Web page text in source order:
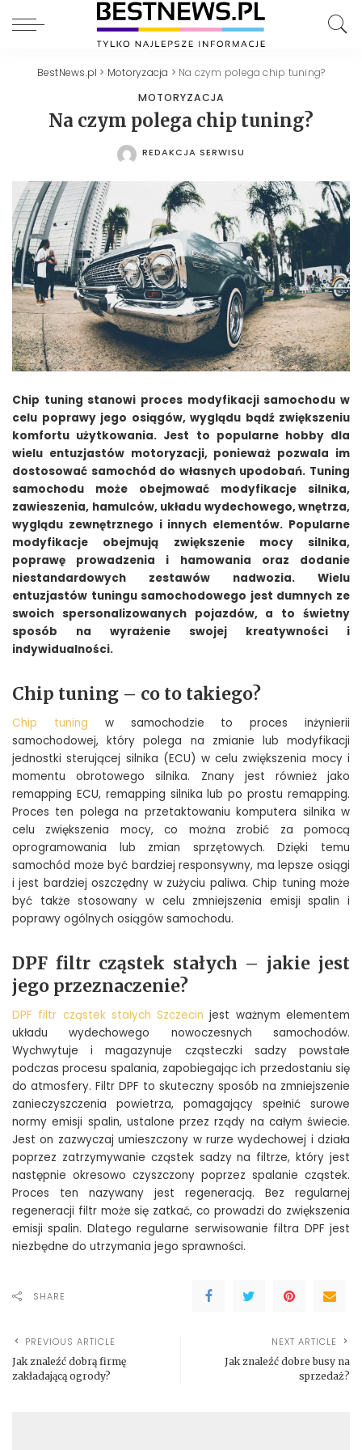
BestNews.pl > Motoryzacja > Na czym polega chip tuning?
MOTORYZACJA
Na czym polega chip tuning?
POSTED
REDAKCJA SERWISU
Chip tuning stanowi proces modyfikacji samochodu w
celu poprawy jego osiągów, wyglądu bądź zwiększeniu
komfortu użytkowania. Jest to popularne hobby dla
wielu entuzjastów motoryzacji, ponieważ pozwala im
dostosować samochód do własnych upodobań. Tuning
samochodu może obejmować modyfikacje silnika,
zawieszenia, hamulców, układu wydechowego, wnętrza,
wyglądu zewnętrznego i innych elementów. Popularne
modyfikacje obejmują zwiększenie mocy silnika,
poprawę prowadzenia i hamowania oraz dodanie
niestandardowych zestawów nadwozia. Wielu
entuzjastów tuningu samochodowego jest dumnych ze
swoich spersonalizowanych pojazdów, a to świetny
sposób na wyrażenie swojej kreatywności i
indywidualności.
Chip tuning – co to takiego?
Chip tuning w samochodzie to proces inżynierii
samochodowej, który polega na zmianie lub modyfikacji
jednostki sterującej silnika (ECU) w celu zwiększenia mocy i
momentu obrotowego silnika. Znany jest również jako
remapping ECU, remapping silnika lub po prostu remapping.
Proces ten polega na przetaktowaniu komputera silnika w
celu zwiększenia mocy, co można zrobić za pomocą
oprogramowania lub zmian sprzętowych. Dzięki temu
samochód może być bardziej responsywny, ma lepsze osiągi
i jest bardziej oszczędny w zużyciu paliwa. Chip tuning może
być także stosowany w celu zmniejszenia emisji spalin i
poprawy ogólnych osiągów samochodu.
DPF filtr cząstek stałych – jakie jest
jego przeznaczenie?
DPF filtr cząstek stałych Szczecin jest ważnym elementem
układu wydechowego nowoczesnych samochodów.
Wychwytuje i magazynuje cząsteczki sadzy powstałe
podczas procesu spalania, zapobiegając ich przedostaniu się
do atmosfery. Filtr DPF to skuteczny sposób na zmniejszenie
zanieczyszczenia powietrza, pomagający spełnić surowe
normy emisji spalin, ustalone przez rządy na całym świecie.
Jest on zazwyczaj umieszczony w rurze wydechowej i działa
poprzez zatrzymywanie cząstek sadzy na filtrze, który jest
następnie okresowo czyszczony poprzez spalanie cząstek.
Proces ten nazywany jest regeneracją. Bez regularnej
regeneracji filtr może się zatkać, co prowadzi do zwiększenia
emisji spalin. Dlatego regularne serwisowanie filtra DPF jest
niezbędne do utrzymania jego sprawności.
SHARE
PREVIOUS ARTICLE
Jak znaleźć dobrą firmę
zakładającą ogrody?
NEXT ARTICLE
Jak znaleźć dobre busy na
sprzedaż?